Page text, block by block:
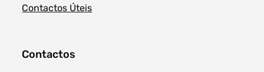
Contactos Úteis
Contactos